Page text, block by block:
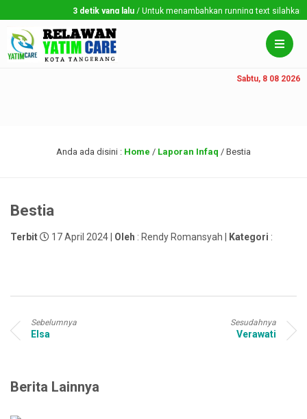
3 detik yang lalu / Untuk menambahkan running text silahkan ke
Sabtu, 8 08 2026
Anda ada disini : Home / Laporan Infaq / Bestia
Bestia
Terbit 17 April 2024 | Oleh : Rendy Romansyah | Kategori :
Sebelumnya
Elsa
Sesudahnya
Verawati
Berita Lainnya